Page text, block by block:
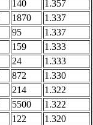
140 1.357
1870 1.337
95 1.337
159 1.333
24 1.333
872 1.330
214 1.322
5500 1.322
122 1.320